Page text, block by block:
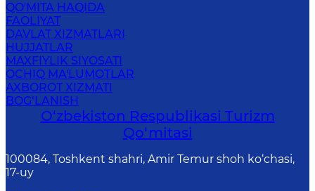
QO'MITA HAQIDA
FAOLIYAT
DAVLAT XIZMATLARI
HUJJATLAR
MAXFIYLIK SIYOSATI
OCHIQ MA'LUMOTLAR
AXBOROT XIZMATI
BOG‘LANISH
O‘zbekiston Respublikasi Turizm
Qo‘mitasi
100084, Toshkent shahri, Amir Temur shoh ko‘chasi,
17-uy